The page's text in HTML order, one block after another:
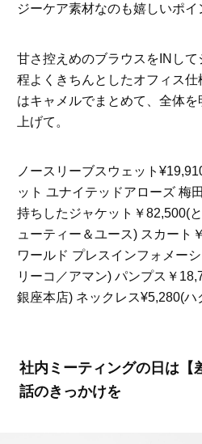
ジーケア素材なのも嬉しいポイ
甘さ控えめのブラウスをINして
程よくきちんとしたオフィス
はキャメルでまとめて、全体
上げて。
ノースリーブスウェット
ット ユナイテッドアローズ 梅
持ちしたジャケット￥82,500(
ューティー＆ユース) スカート
ワールド プレスインフォメー
リーコ／アマン) パンプス￥
銀座本店) ネックレス¥5,280(
社内ミーティングの日は【
話のきっかけを